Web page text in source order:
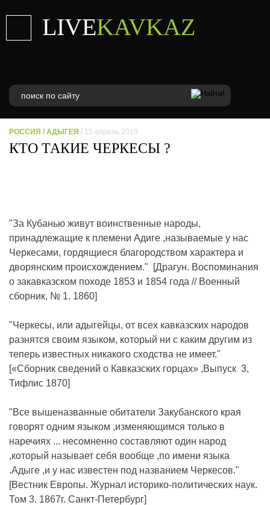
LIVEKAVKAZ
РОССИЯ /АДЫГЕЯ / 15 апрель 2019
КТО ТАКИЕ ЧЕРКЕСЫ ?
"За Кубанью живут воинственные народы,
принадлежащие к племени Адиге ,называемые у нас
Черкесами, гордящиеся благородством характера и
дворянским происхождением." [Драгун. Воспоминания
о закавказском походе 1853 и 1854 года // Военный
сборник, № 1. 1860]
"Черкесы, или адыгейцы, от всех кавказских народов
разнятся своим языком, который ни с каким другим из
теперь известных никакого сходства не имеет."
[«Сборник сведений о Кавказских горцах» ,Выпуск 3,
Тифлис 1870]
"Все вышеназванные обитатели Закубанского края
говорят одним языком ,изменяющимся только в
наречиях ... несомненно составляют один народ
,который называет себя вообще ,по имени языка
.Адыге ,и у нас известен под названием Черкесов."
[Вестник Европы. Журнал историко-политических наук.
Том 3. 1867г. Санкт-Петербург]